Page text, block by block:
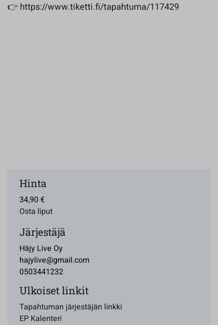
👉 https://www.tiketti.fi/tapahtuma/117429
Hinta
34,90 €
Osta liput
Järjestäjä
Häjy Live Oy
hajylive@gmail.com
0503441232
Ulkoiset linkit
Tapahtuman järjestäjän linkki
EP Kalenteri